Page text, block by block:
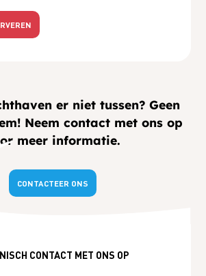
er niet tussen? Geen
Neem contact met ons op
meer informatie.
CONTACTEER ONS
CONTACT MET ONS OP